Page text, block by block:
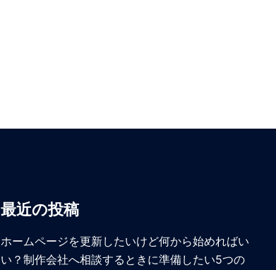
最近の投稿
ホームページを更新したいけど何から始めればい
い？制作会社へ相談するときに準備したい5つの